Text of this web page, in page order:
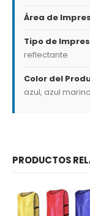
Área de
Tipo de
reflectante
Color del
azul, azul
PRODUCTOS